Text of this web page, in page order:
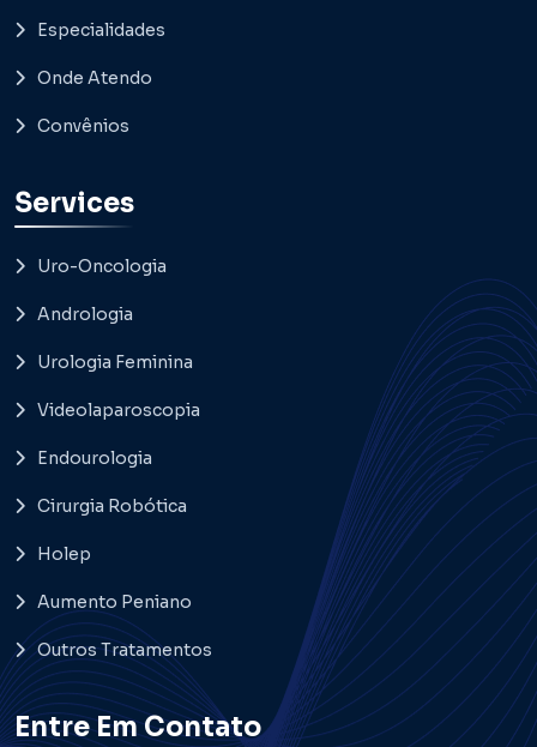
Especialidades
Onde Atendo
Convênios
Services
Uro-Oncologia
Andrologia
Urologia Feminina
Videolaparoscopia
Endourologia
Cirurgia Robótica
Holep
Aumento Peniano
Outros Tratamentos
Entre Em Contato